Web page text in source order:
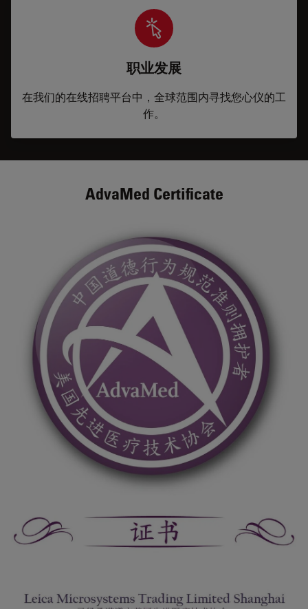
职业发展
在我们的在线招聘平台中，全球范围内寻找您心仪的工
作。
AdvaMed Certificate